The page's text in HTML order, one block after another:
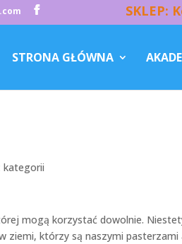
SKLEP:
STRONA GŁÓWNA
kategorii
mogą korzystać dowolnie.
którzy są naszymi pasterzami